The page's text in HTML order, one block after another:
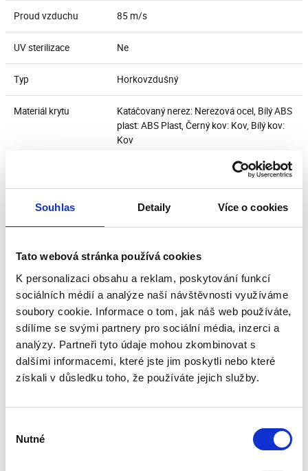
Souhlas Detaily Více o cookies
Tato webová stránka používá cookies
K personalizaci obsahu a reklam, poskytování funkcí
sociálních médií a analýze naší návštěvnosti využíváme
soubory cookie. Informace o tom, jak náš web používáte,
sdílíme se svými partnery pro sociální média, inzerci a
analýzy. Partneři tyto údaje mohou zkombinovat s
dalšími informacemi, které jste jim poskytli nebo které
získali v důsledku toho, že používáte jejich služby.
souhlasu
Nutné
Proud vzduchu 85 m/s
UV sterilizace Ne
Typ Horkovzdušný
Materiál krytu
Katáčovaný nerez: Nerezová ocel, Bílý ABS
plast: ABS Plast, Černý kov: Kov, Bílý kov:
Kov
vzduchu
Ochrana před příliš
dlouhým použitím
Nadproudová
ochrana, proti
přehřátí a zkratu
Ano
Třída el. ochrany I. (ochranný vodič)